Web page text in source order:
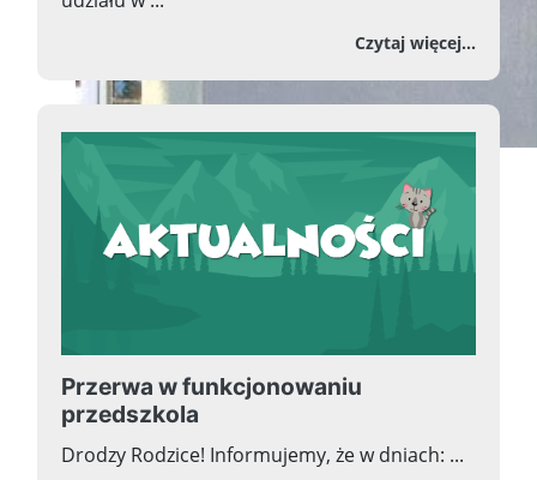
Czytaj więcej...o
Przerwa w funkcjonowaniu
przedszkola
Drodzy Rodzice! Informujemy, że w dniach: ...